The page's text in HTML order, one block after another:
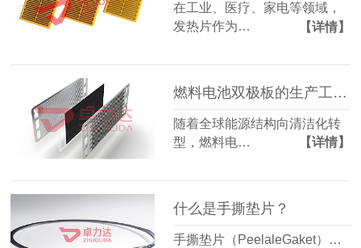
在工业、医疗、家电等领域，
发热片作为…
【详情】
燃料电池双极板的生产工艺有哪些？
随着全球能源结构向清洁化转
型，燃料电…
【详情】
什么是手撕垫片？
手撕垫片（PeelaleGaket）…